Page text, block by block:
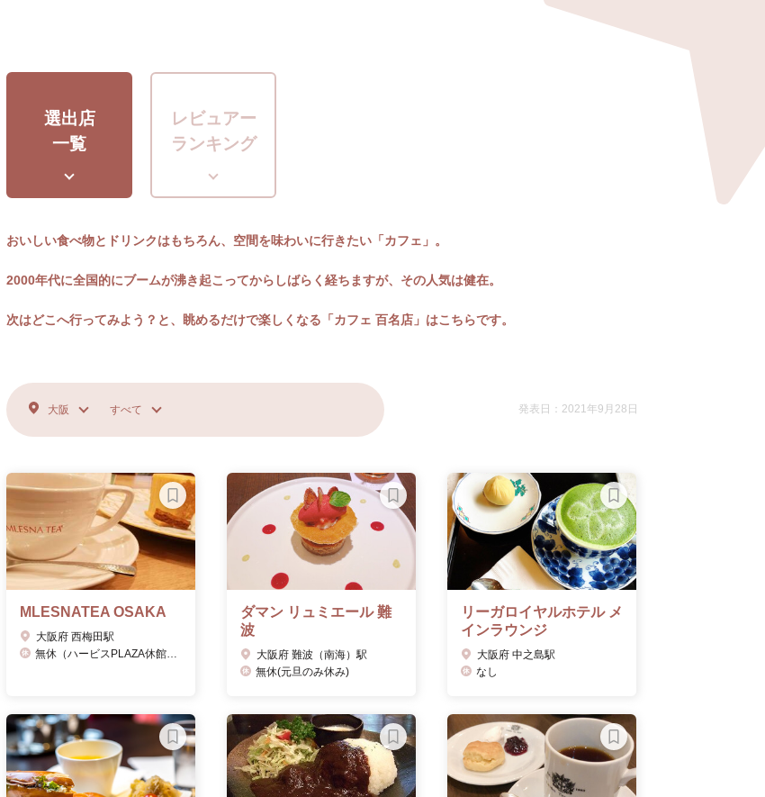
選出店
一覧
レビュアー
ランキング
おいしい食べ物とドリンクはもちろん、空間を味わいに行きたい「カフェ」。
2000年代に全国的にブームが沸き起こってからしばらく経ちますが、その人気は健在。
次はどこへ行ってみよう？と、眺めるだけで楽しくなる「カフェ 百名店」はこちらです。
大阪 すべて 発表日：2021年9月28日
MLESNATEA OSAKA
大阪府 西梅田駅
無休（ハービスPLAZA休館日に準ずる）
ダマン リュミエール 難
波
大阪府 難波（南海）駅
無休(元旦のみ休み)
リーガロイヤルホテル メ
インラウンジ
大阪府 中之島駅
なし